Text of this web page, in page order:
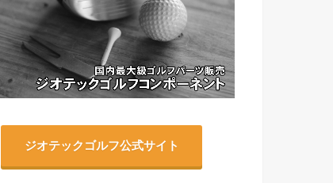
ジオテックゴルフ公式サイト